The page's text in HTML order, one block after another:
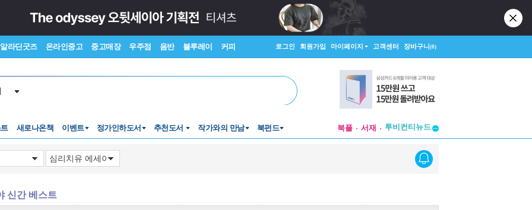
알라딘굿즈 온라인중고 중고매장 우주점 음반 블루레이 커피 로그인 회원가입 마이페이지 고객센터 장바구니(0)
새로나온책 이벤트 정가인하도서 추천도서 작가와의 만남 북펀드 북플 서재
창작플랫폼
신간 베스트